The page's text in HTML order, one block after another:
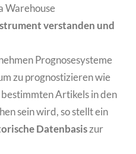
Warehouse
verstanden und
Prognosesysteme
zu prognostizieren wie
Artikels in den
sein wird, so stellt ein
Datenbasiszur